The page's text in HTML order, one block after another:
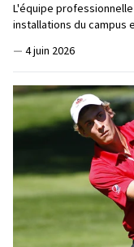
L'équipe
installations du campus
— 4 juin 2026